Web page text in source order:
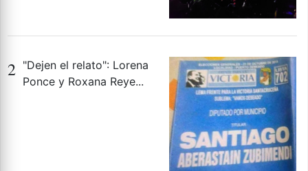
2 "Dejen el relato": Lorena
Ponce y Roxana Reye...